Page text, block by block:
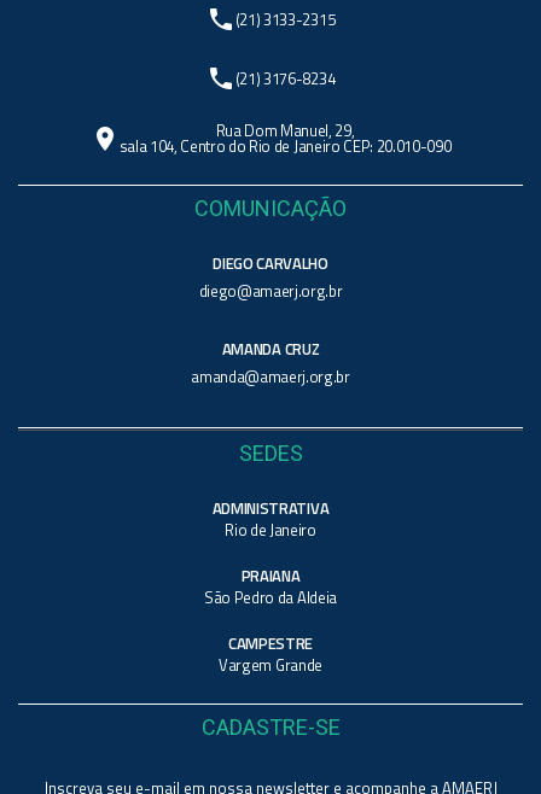
phone (21) 3133-2315
phone (21) 3176-8234
location_on Rua Dom Manuel, 29,
sala 104, Centro do Rio de Janeiro CEP: 20.010-090
COMUNICAÇÃO
DIEGO CARVALHO
diego@amaerj.org.br
AMANDA CRUZ
amanda@amaerj.org.br
SEDES
ADMINISTRATIVA
Rio de Janeiro
PRAIANA
São Pedro da Aldeia
CAMPESTRE
Vargem Grande
CADASTRE-SE
Inscreva seu e-mail em nossa newsletter e acompanhe a AMAERJ